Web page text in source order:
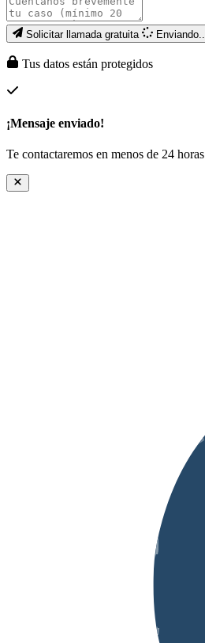
Solicitar llamada gratuita Enviando...
Tus datos están protegidos
¡Mensaje enviado!
Te contactaremos en menos de 24 horas